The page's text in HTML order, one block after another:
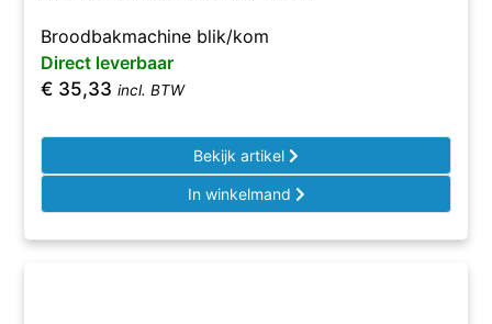
Broodbakmachine blik/kom
Direct leverbaar
€ 35,33 incl. BTW
Bekijk artikel
In winkelmand